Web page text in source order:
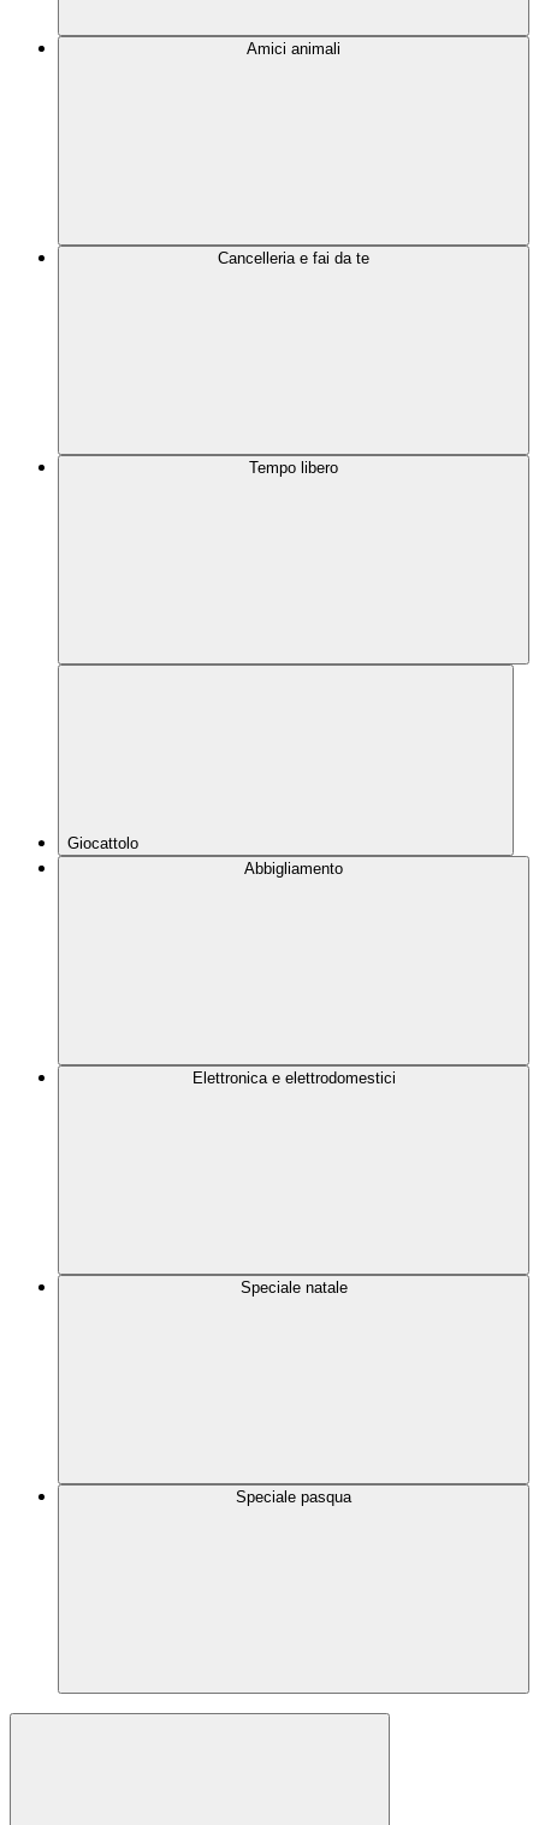
Amici animali
Cancelleria e fai da te
Tempo libero
Giocattolo
Abbigliamento
Elettronica e elettrodomestici
Speciale natale
Speciale pasqua